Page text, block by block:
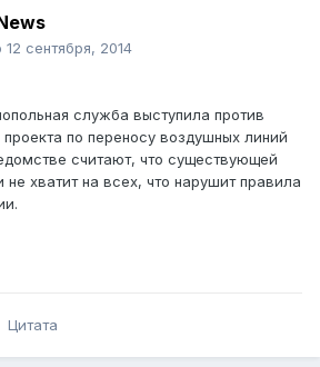
12 сентября, 2014
служба выступила против
по переносу воздушных линий
считают, что существующей
не хватит на всех, что нарушит правила
Цитата